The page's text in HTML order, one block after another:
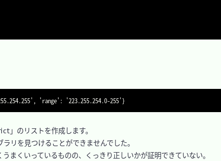
{'country': 'SG', 'start': '223.255.254.0', 'end': '223.255.254.255', 'range': '223.255.254.0-255'}
」のリストを作成します。
リを見つけることができませんでした。
まくいっているものの、くっきり正しいかが証明できていない。